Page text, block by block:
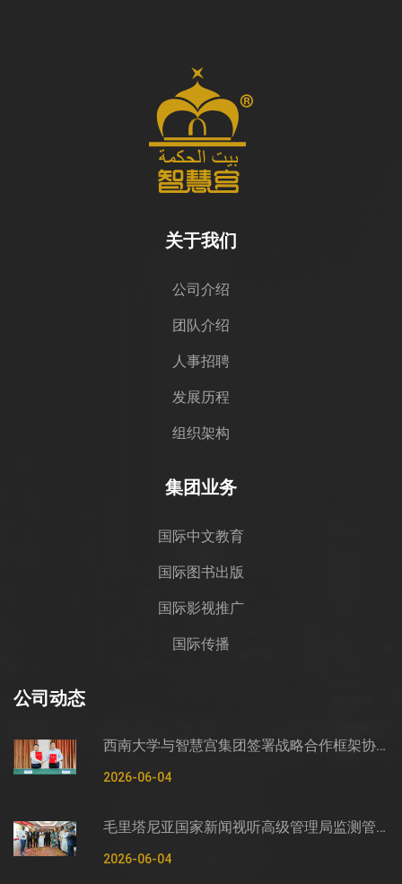
关于我们
公司介绍
团队介绍
人事招聘
发展历程
组织架构
集团业务
国际中文教育
国际图书出版
国际影视推广
国际传播
公司动态
西南大学与智慧宫集团签署战略合作框架协议
2026-06-04
毛里塔尼亚国家新闻视听高级管理局监测管控司司长穆罕默德·哈桑·埃萨利姆一行莅临智慧宫调研
2026-06-04